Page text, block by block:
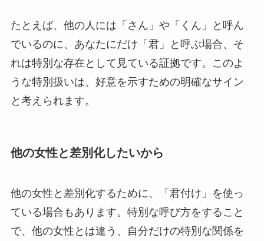
たとえば、他の人には「さん」や「くん」と呼ん
でいるのに、あなたにだけ「君」と呼ぶ場合、そ
れは特別な存在として見ている証拠です。このよ
うな特別扱いは、好意を示すための明確なサイン
と考えられます。
他の女性と差別化したいから
他の女性と差別化するために、「君付け」を使っ
ている場合もあります。特別な呼び方をすること
で、他の女性とは違う、自分だけの特別な関係を